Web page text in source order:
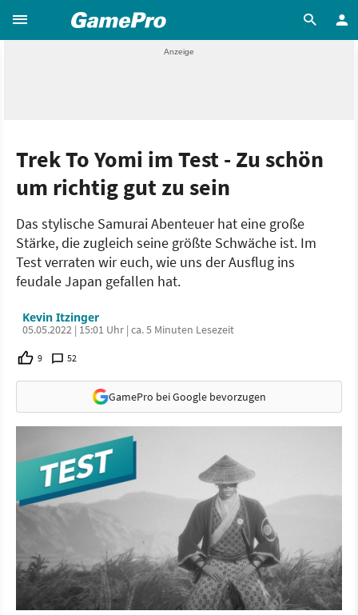
Trek To Yomi im Test - Zu schön
um richtig gut zu sein
Das stylische Samurai Abenteuer hat eine große
Stärke, die zugleich seine größte Schwäche ist. Im
Test verraten wir euch, wie uns der Ausflug ins
feudale Japan gefallen hat.
Kevin Itzinger
05.05.2022 | 15:01 Uhr | ca. 5 Minuten Lesezeit
9 52
GamePro bei Google bevorzugen